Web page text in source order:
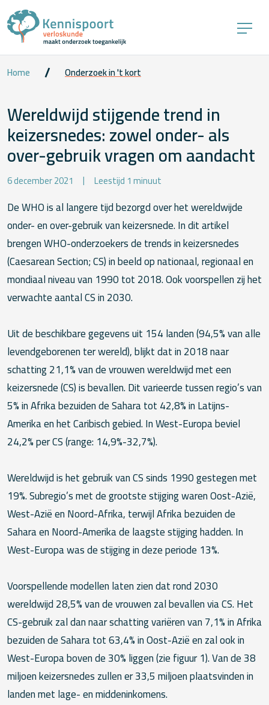
Home Onderzoek in 't kort
Wereldwijd stijgende trend in
keizersnedes: zowel onder- als
over-gebruik vragen om aandacht
6 december 2021 Leestijd 1 minuut
De WHO is al langere tijd bezorgd over het wereldwijde
onder- en over-gebruik van keizersnede. In dit artikel
brengen WHO-onderzoekers de trends in keizersnedes
(Caesarean Section; CS) in beeld op nationaal, regionaal en
mondiaal niveau van 1990 tot 2018. Ook voorspellen zij het
verwachte aantal CS in 2030.
Uit de beschikbare gegevens uit 154 landen (94,5% van alle
levendgeborenen ter wereld), blijkt dat in 2018 naar
schatting 21,1% van de vrouwen wereldwijd met een
keizersnede (CS) is bevallen. Dit varieerde tussen regio’s van
5% in Afrika bezuiden de Sahara tot 42,8% in Latijns-
Amerika en het Caribisch gebied. In West-Europa beviel
24,2% per CS (range: 14,9%-32,7%).
Wereldwijd is het gebruik van CS sinds 1990 gestegen met
19%. Subregio’s met de grootste stijging waren Oost-Azië,
West-Azië en Noord-Afrika, terwijl Afrika bezuiden de
Sahara en Noord-Amerika de laagste stijging hadden. In
West-Europa was de stijging in deze periode 13%.
Voorspellende modellen laten zien dat rond 2030
wereldwijd 28,5% van de vrouwen zal bevallen via CS. Het
CS-gebruik zal dan naar schatting variëren van 7,1% in Afrika
bezuiden de Sahara tot 63,4% in Oost-Azië en zal ook in
West-Europa boven de 30% liggen (zie figuur 1). Van de 38
miljoen keizersnedes zullen er 33,5 miljoen plaatsvinden in
landen met lage- en middeninkomens.